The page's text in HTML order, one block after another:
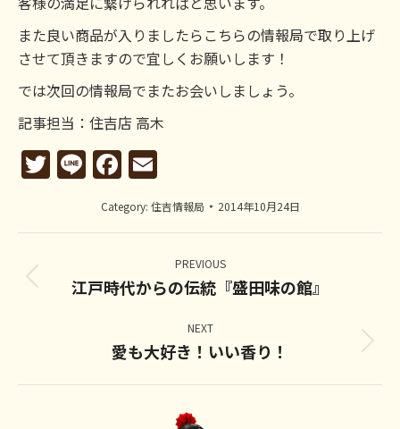
また良い商品が入りましたらこちらの情報局で取り上げ
させて頂きますので宜しくお願いします！
では次回の情報局でまたお会いしましょう。
記事担当：住吉店 高木
Twitter
LineFacebook
Category: 住吉情報局 2014年10月24日
Post
navigation
PREVIOUS
Previous
江戸時代からの伝統『盛田味の館』
NEXT
Next
愛も大好き！いい香り！